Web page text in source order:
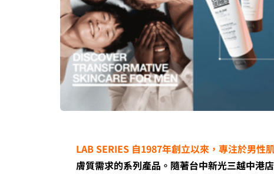
LAB SERIES 自1987年創立以來，專注於男性
膚質需求的系列產品。隨著台中新光三越中港